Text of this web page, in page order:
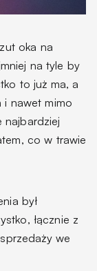
oka na
na tyle by
to już ma, a
i nawet mimo
najbardziej
co w trawie
był
łącznie z
we